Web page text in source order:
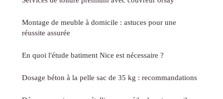
Montage de meuble à domicile : astuces pour une
réussite assurée
En quoi l'étude batiment Nice est nécessaire ?
Dosage béton à la pelle sac de 35 kg : recommandations